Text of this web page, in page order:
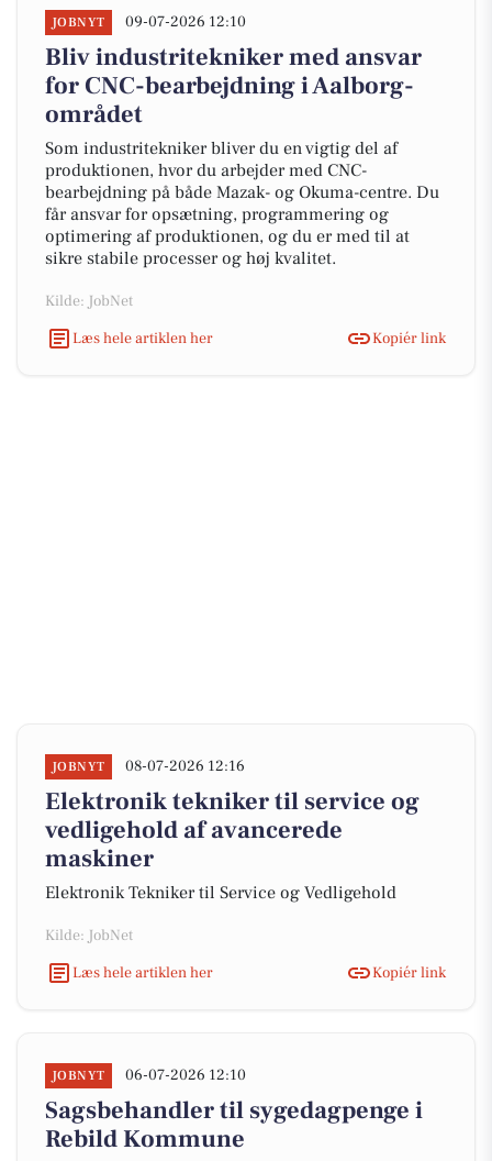
JOBNYT 09-07-2026 12:10
Bliv industritekniker med ansvar
for CNC-bearbejdning i Aalborg-
området
Som industritekniker bliver du en vigtig del af
produktionen, hvor du arbejder med CNC-
bearbejdning på både Mazak- og Okuma-centre. Du
får ansvar for opsætning, programmering og
optimering af produktionen, og du er med til at
sikre stabile processer og høj kvalitet.
Kilde: JobNet
Læs hele artiklen her
Kopiér link
JOBNYT 08-07-2026 12:16
Elektronik tekniker til service og
vedligehold af avancerede
maskiner
Elektronik Tekniker til Service og Vedligehold
Kilde: JobNet
Læs hele artiklen her
Kopiér link
JOBNYT 06-07-2026 12:10
Sagsbehandler til sygedagpenge i
Rebild Kommune